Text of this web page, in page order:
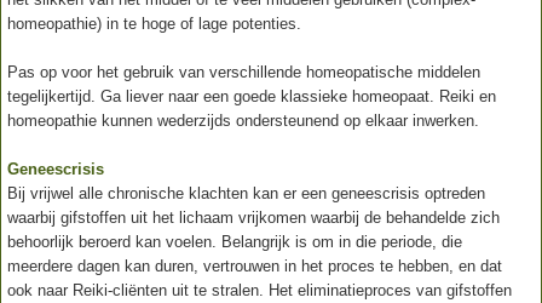
homeopathie) in te hoge of lage potenties.
Pas op voor het gebruik van verschillende homeopatische middelen
tegelijkertijd. Ga liever naar een goede klassieke homeopaat. Reiki en
homeopathie kunnen wederzijds ondersteunend op elkaar inwerken.
Geneescrisis
Bij vrijwel alle chronische klachten kan er een geneescrisis optreden
waarbij gifstoffen uit het lichaam vrijkomen waarbij de behandelde zich
behoorlijk beroerd kan voelen. Belangrijk is om in die periode, die
meerdere dagen kan duren, vertrouwen in het proces te hebben, en dat
ook naar Reiki-cliënten uit te stralen. Het eliminatieproces van gifstoffen